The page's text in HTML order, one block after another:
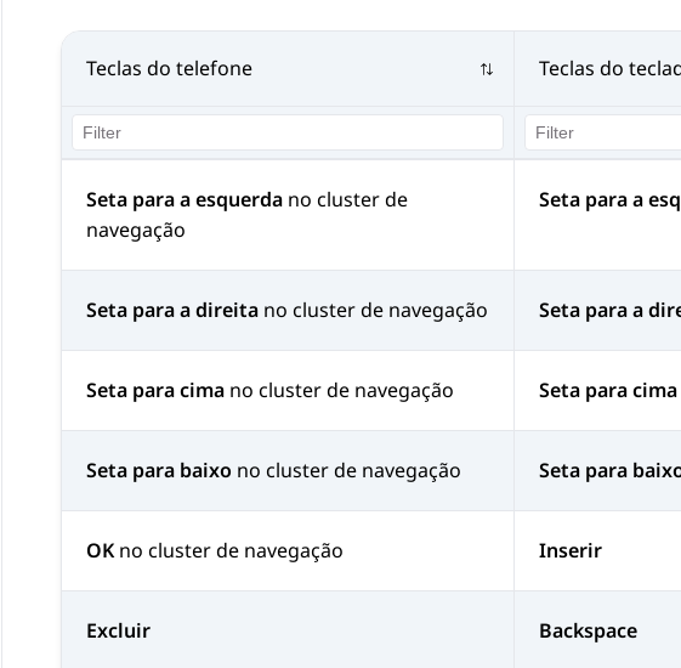
Teclas do telefone Teclas do
Seta para a esquerda no cluster de
navegação
Seta para a
Seta para a direita no cluster de navegação Seta para a
Seta para cima no cluster de navegação Seta para cima
Seta para baixo no cluster de navegação Seta para
OKno cluster de navegação Inserir
Excluir Backspace